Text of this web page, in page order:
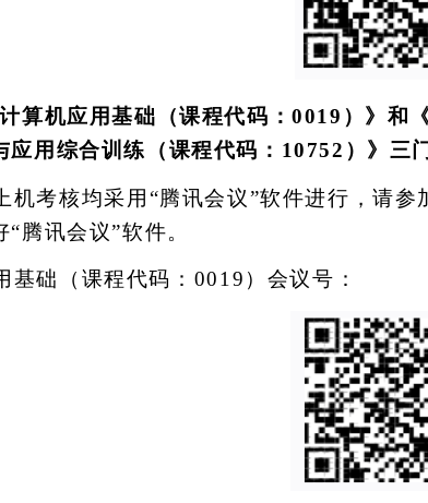
算机应用基础（课程代码：0019）》和
应用综合训练（课程代码：10752）》三
机考核均采用 “腾讯会议”软件进行，请
腾讯会议”软件。
基础（课程代码： 0019）会议号：